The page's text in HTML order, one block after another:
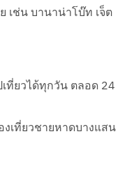
เช่น บานาน่าโบ๊ท เจ็ต
เที่ยวได้ทุกวัน ตลอด 24
เที่ยวชายหาดบางแสน